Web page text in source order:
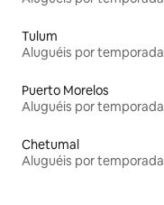
Tulum
Aluguéis por temporada
Puerto Morelos
Aluguéis por temporada
Chetumal
Aluguéis por temporada